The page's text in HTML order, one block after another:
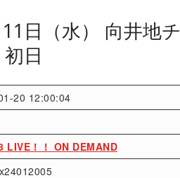
日（水） 向井地チ
日
20 12:00:04
LIVE！！ ON DEMAND